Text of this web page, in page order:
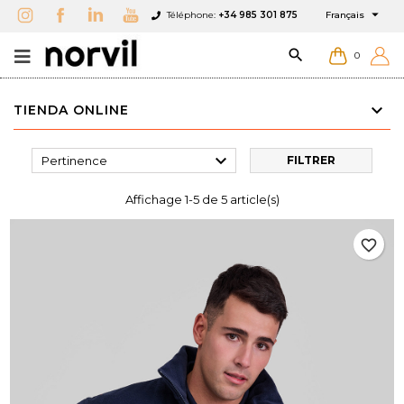
Téléphone: +34 985 301 875 Français 
 0
TIENDA ONLINE
Pertinence  FILTRER
Affichage 1-5 de 5 article(s)
favorite_border